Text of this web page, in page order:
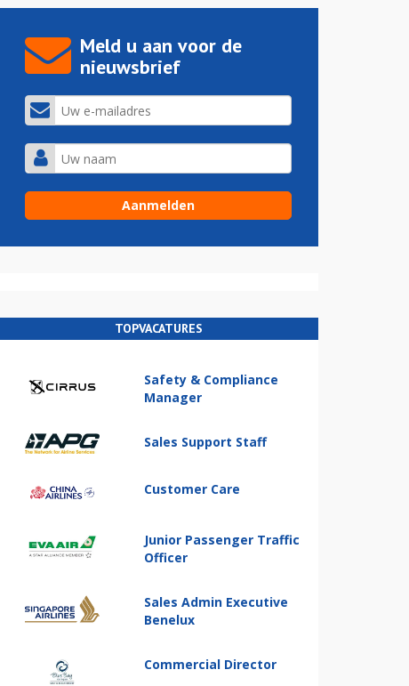
Meld u aan voor de
nieuwsbrief
TOPVACATURES
Safety & Compliance
Manager
Sales Support Staff
Customer Care
Junior Passenger Traffic
Officer
Sales Admin Executive
Benelux
Commercial Director